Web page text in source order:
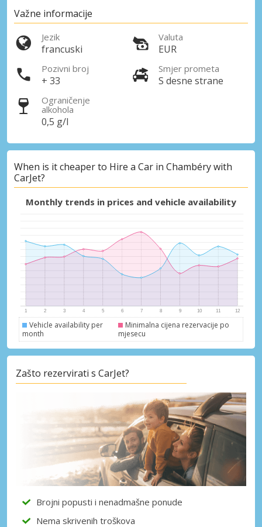
Pristupite ekskluzivnim ponudama naših
dobavljača
Prijava putem eLinka
Važne informacije
Jezik
francuski
Valuta
EUR
Pozivni broj
+ 33
Smjer prometa
S desne strane
Ograničenje
alkohola
0,5 g/l
When is it cheaper to Hire a Car in Chambéry with
CarJet?
Monthly trends in prices and vehicle availability
Vehicle availability per
month
Minimalna cijena rezervacije po
mjesecu
Zašto rezervirati s CarJet?
Brojni popusti i nenadmašne ponude
Nema skrivenih troškova